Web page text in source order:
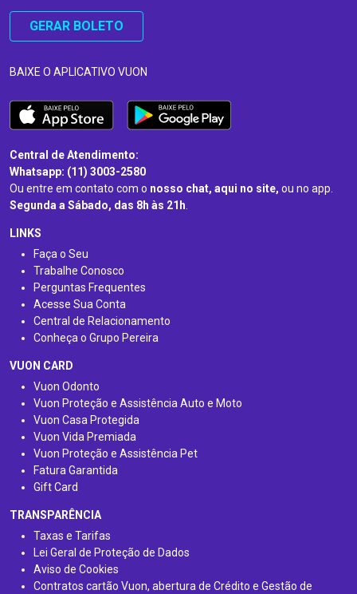
GERAR BOLETO
BAIXE O APLICATIVO VUON
Central de Atendimento:
Whatsapp: (11) 3003-2580
Ou entre em contato com o nosso chat, aqui no site, ou no app.
Segunda a Sábado, das 8h às 21h.
LINKS
Faça o Seu
Trabalhe Conosco
Perguntas Frequentes
Acesse Sua Conta
Central de Relacionamento
Conheça o Grupo Pereira
VUON CARD
Vuon Odonto
Vuon Proteção e Assistência Auto e Moto
Vuon Casa Protegida
Vuon Vida Premiada
Vuon Proteção e Assistência Pet
Fatura Garantida
Gift Card
TRANSPARÊNCIA
Taxas e Tarifas
Lei Geral de Proteção de Dados
Aviso de Cookies
Contratos cartão Vuon, abertura de Crédito e Gestão de